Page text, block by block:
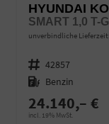
HYUNDAI
SMART 1,0 T-
unverbindliche Lieferzeit:
Fahrzeugnr. 42857
Kraftstoff Benzin
24.140,– €
incl. 19% MwSt.